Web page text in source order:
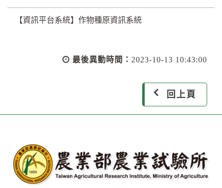
【資訊平台系統】作物種原資訊系統
最後異動時間： 2023-10-13 10:43:00
回上頁